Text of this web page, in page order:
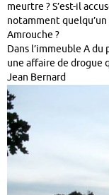
meurtre ? S’est-il
notamment
Amrouche ?
Dans l’immeuble A
une affaire de drogue
Jean Bernard